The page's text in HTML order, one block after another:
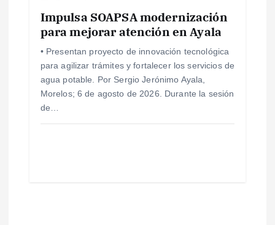
Impulsa SOAPSA modernización
para mejorar atención en Ayala
• Presentan proyecto de innovación tecnológica
para agilizar trámites y fortalecer los servicios de
agua potable. Por Sergio Jerónimo Ayala,
Morelos; 6 de agosto de 2026. Durante la sesión
de…